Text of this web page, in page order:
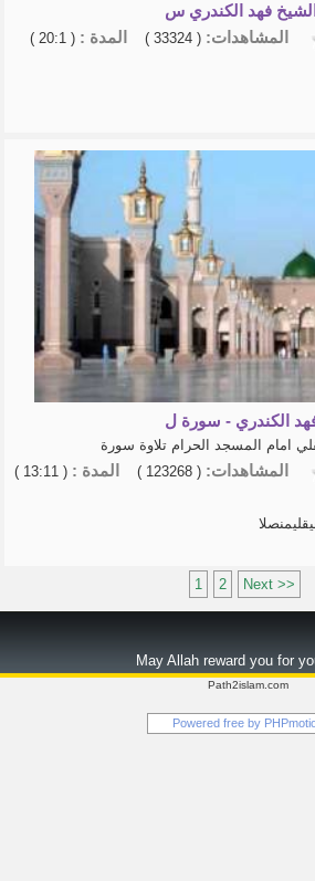
المشاهدات: ( 33324 ) المدة : ( 20:1 )
المشاهدات: ( 123268 ) المدة : ( 13:11 )
1 2 Next >>
May Allah reward you for
Path2islam.com
Powered free by